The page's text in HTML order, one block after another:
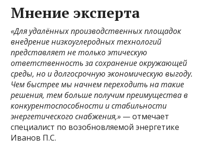
Мнение эксперта
«Для удалённых производственных площадок
внедрение низкоуглеродных технологий
представляет не только этическую
ответственность за сохранение окружающей
среды, но и долгосрочную экономическую выгоду.
Чем быстрее мы начнем переходить на такие
решения, тем больше получим преимущества в
конкурентоспособности и стабильности
энергетического снабжения,» — отмечает
специалист по возобновляемой энергетике
Иванов П.С.